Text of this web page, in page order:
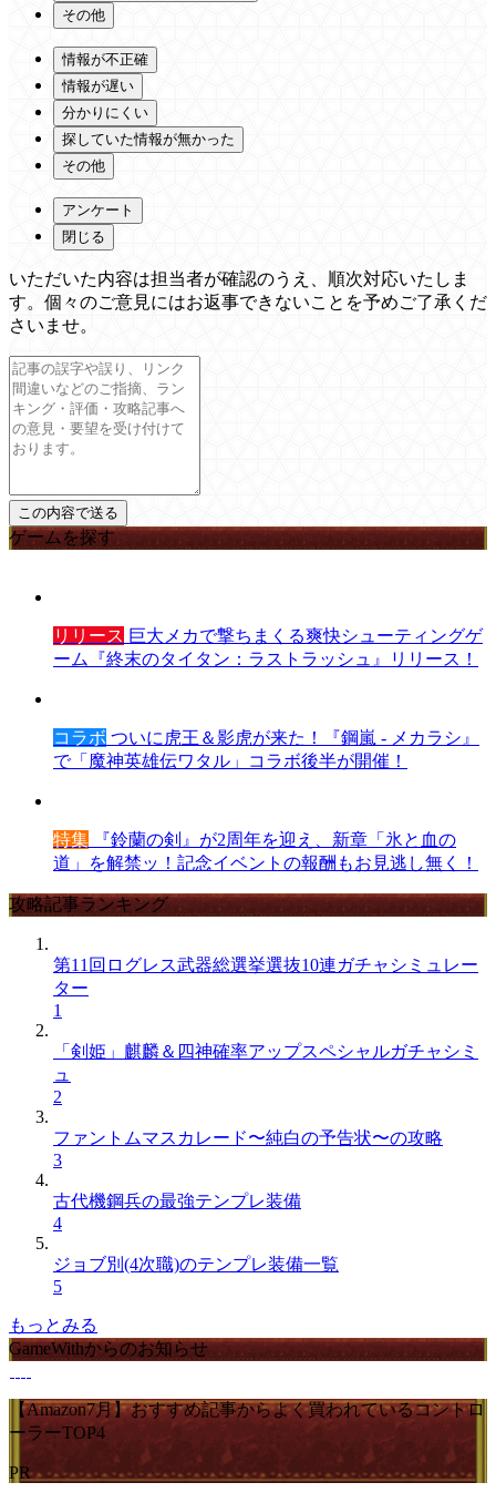
その他
情報が不正確
情報が遅い
分かりにくい
探していた情報が無かった
その他
アンケート
閉じる
いただいた内容は担当者が確認のうえ、順次対応いたしま
す。個々のご意見にはお返事できないことを予めご了承くだ
さいませ。
ゲームを探す
リリース 巨大メカで撃ちまくる爽快シューティングゲ
ーム『終末のタイタン：ラストラッシュ』リリース！
コラボ ついに虎王＆影虎が来た！『鋼嵐 - メカラシ』
で「魔神英雄伝ワタル」コラボ後半が開催！
特集 『鈴蘭の剣』が2周年を迎え、新章「氷と血の
道」を解禁ッ！記念イベントの報酬もお見逃し無く！
攻略記事ランキング
第11回ログレス武器総選挙選抜10連ガチャシミュレー
ター
1
「剣姫」麒麟＆四神確率アップスペシャルガチャシミ
ュ
2
ファントムマスカレード〜純白の予告状〜の攻略
3
古代機鋼兵の最強テンプレ装備
4
ジョブ別(4次職)のテンプレ装備一覧
5
もっとみる
GameWithからのお知らせ
【Amazon7月】おすすめ記事からよく買われているコントロ
ーラーTOP4
PR